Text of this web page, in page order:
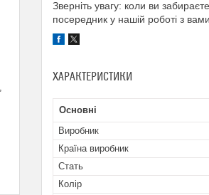
Зверніть увагу: коли ви
посередник у нашій роботі з
ХАРАКТЕРИСТИКИ
Основні
Виробник
Країна виробник
Стать
Колір